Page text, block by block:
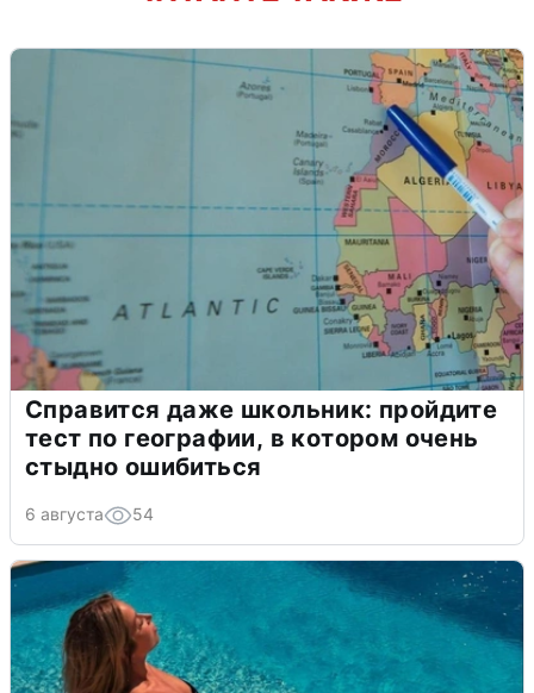
Справится даже школьник: пройдите
тест по географии, в котором очень
стыдно ошибиться
6 августа 54